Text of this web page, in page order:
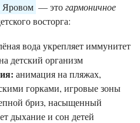
Яровом — этогармоничное
восторга:
вода укрепляет иммунитет
детский организм
анимация на пляжах,
горками, игровые зоны
бриз, насыщенный
дыхание и сон детей